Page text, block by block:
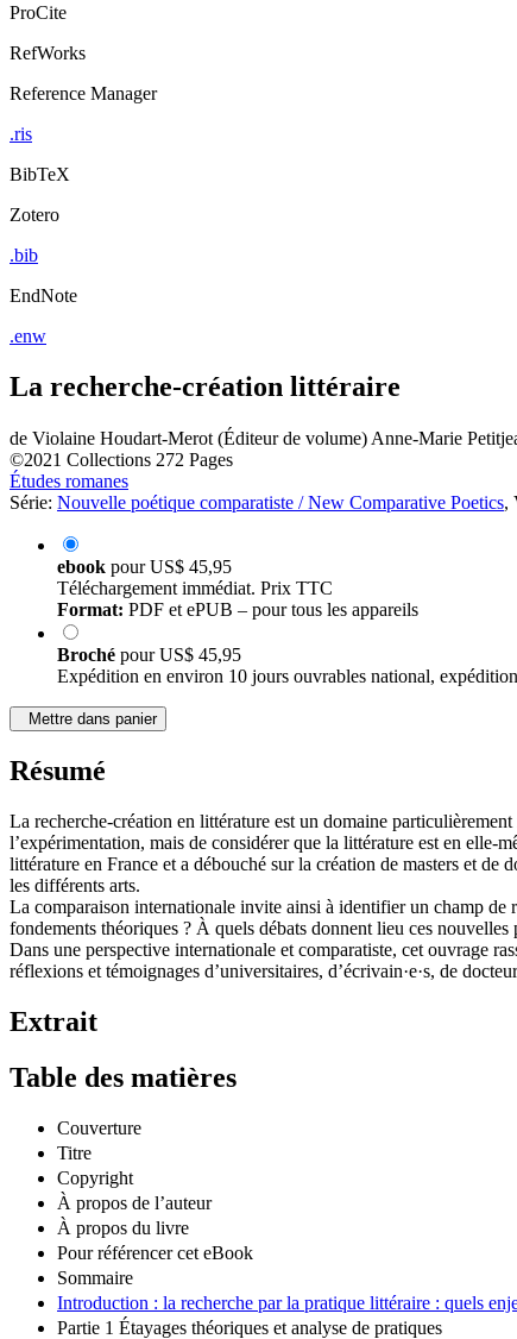
ProCite
RefWorks
Reference Manager
.ris
BibTeX
Zotero
.bib
EndNote
.enw
La recherche-création littéraire
de Violaine Houdart-Merot (Éditeur de volume)Anne-Marie
©2021 Collections 272 Pages
Études romanes
Série: Nouvelle poétique comparatiste / New Comparative Poetics,
ebook pourUS$ 45,95
Téléchargement immédiat. Prix TTC
Format: PDF et ePUB – pour tous les appareils
Broché pourUS$ 45,95
Expédition en environ 10 jours ouvrables national,
Mettre dans panier
Résumé
La recherche-création en littérature est un domaine
l’expérimentation, mais de considérer que la littérature est en elle-
littérature en France et a débouché sur la création de masters et
les différents arts.
La comparaison internationale invite ainsi à identifier un champ de
fondements théoriques ? À quels débats donnent lieu ces
Dans une perspective internationale et comparatiste, cet ouvrage
réflexions et témoignages d’universitaires, d’écrivain·e·s, de
Extrait
Table des matières
Couverture
Titre
Copyright
À propos de l’auteur
À propos du livre
Pour référencer cet eBook
Sommaire
Introduction : la recherche par la pratique littéraire : quels
Partie 1 Étayages théoriques et analyse de pratiques